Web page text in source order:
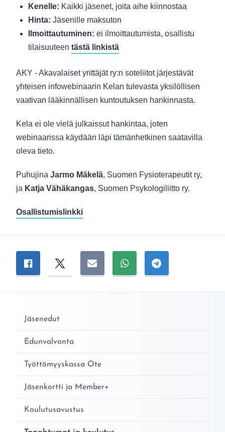
Kenelle: Kaikki jäsenet, joita aihe kiinnostaa
Hinta: Jäsenille maksuton
Ilmoittautuminen: ei ilmoittautumista, osallistu
tilaisuuteen tästä linkistä
AKY - Akavalaiset yrittäjät ry:n soteliitot järjestävät
yhteisen infowebinaarin Kelan tulevasta yksilöllisen
vaativan lääkinnällisen kuntoutuksen hankinnasta.
Kela ei ole vielä julkaissut hankintaa, joten
webinaarissa käydään läpi tämänhetkinen saatavilla
oleva tieto.
Puhujina Jarmo Mäkelä, Suomen Fysioterapeutit ry,
ja Katja Vähäkangas, Suomen Psykologiliitto ry.
Osallistumislinkki
Jaa sivu
Jaa Facebookissa
Jaa TwitterissäJaa sähköpostitse
Jaa WhatsAppissa
Jaa
Jäsenedut
Edunvalvonta
Työttömyyskassa Ote
Jäsenkortti ja Member+
Koulutusavustus